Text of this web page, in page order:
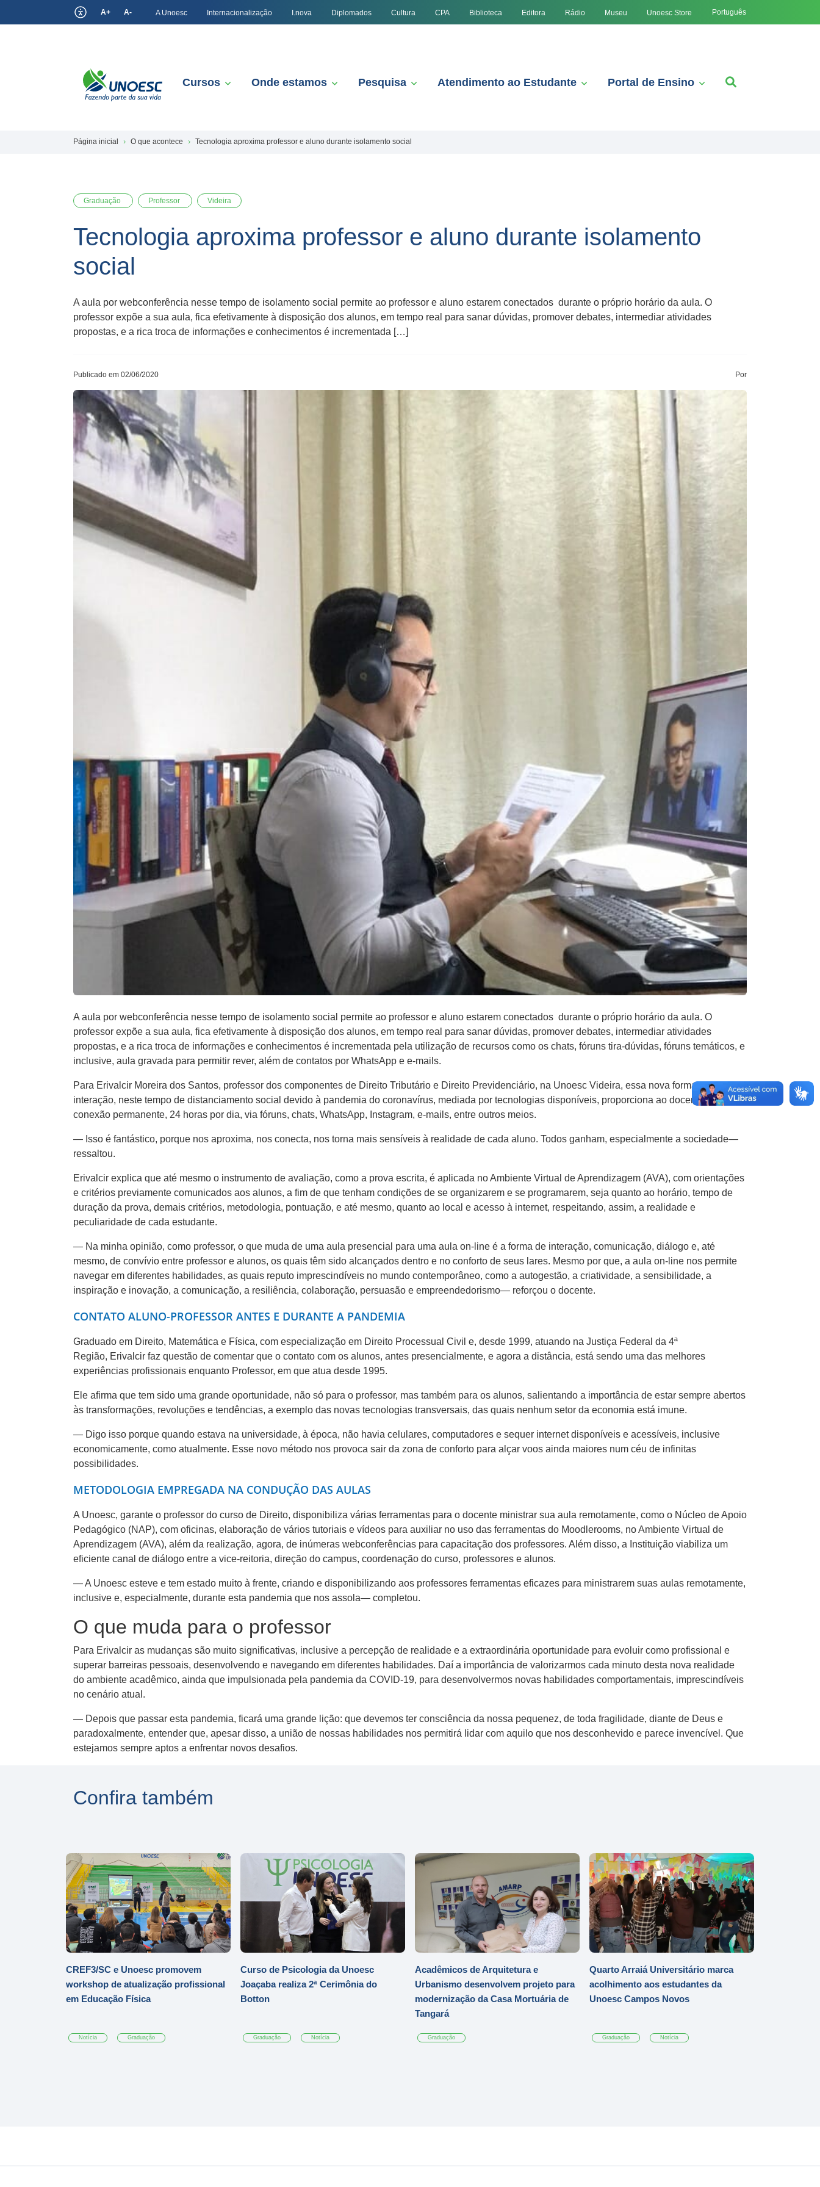
A+ A- A Unoesc Internacionalização I.nova Diplomados Cultura CPA Biblioteca Editora Rádio Museu Unoesc Store Português
Cursos Onde estamos Pesquisa Atendimento ao Estudante Portal de Ensino
Página inicial O que acontece Tecnologia aproxima professor e aluno durante isolamento social
Graduação Professor Videira
Tecnologia aproxima professor e aluno durante isolamento
social
A aula por webconferência nesse tempo de isolamento social permite ao professor e aluno estarem conectados durante o próprio horário da aula. O
professor expõe a sua aula, fica efetivamente à disposição dos alunos, em tempo real para sanar dúvidas, promover debates, intermediar atividades
propostas, e a rica troca de informações e conhecimentos é incrementada […]
Publicado em 02/06/2020 Por
A aula por webconferência nesse tempo de isolamento social permite ao professor e aluno estarem conectados durante o próprio horário da aula. O
professor expõe a sua aula, fica efetivamente à disposição dos alunos, em tempo real para sanar dúvidas, promover debates, intermediar atividades
propostas, e a rica troca de informações e conhecimentos é incrementada pela utilização de recursos como os chats, fóruns tira-dúvidas, fóruns temáticos, e
inclusive, aula gravada para permitir rever, além de contatos por WhatsApp e e-mails.
Para Erivalcir Moreira dos Santos, professor dos componentes de Direito Tributário e Direito Previdenciário, na Unoesc Videira, essa nova forma de
interação, neste tempo de distanciamento social devido à pandemia do coronavírus, mediada por tecnologias disponíveis, proporciona ao docente uma
conexão permanente, 24 horas por dia, via fóruns, chats, WhatsApp, Instagram, e-mails, entre outros meios.
— Isso é fantástico, porque nos aproxima, nos conecta, nos torna mais sensíveis à realidade de cada aluno. Todos ganham, especialmente a sociedade—
ressaltou.
Erivalcir explica que até mesmo o instrumento de avaliação, como a prova escrita, é aplicada no Ambiente Virtual de Aprendizagem (AVA), com orientações
e critérios previamente comunicados aos alunos, a fim de que tenham condições de se organizarem e se programarem, seja quanto ao horário, tempo de
duração da prova, demais critérios, metodologia, pontuação, e até mesmo, quanto ao local e acesso à internet, respeitando, assim, a realidade e
peculiaridade de cada estudante.
— Na minha opinião, como professor, o que muda de uma aula presencial para uma aula on-line é a forma de interação, comunicação, diálogo e, até
mesmo, de convívio entre professor e alunos, os quais têm sido alcançados dentro e no conforto de seus lares. Mesmo por que, a aula on-line nos permite
navegar em diferentes habilidades, as quais reputo imprescindíveis no mundo contemporâneo, como a autogestão, a criatividade, a sensibilidade, a
inspiração e inovação, a comunicação, a resiliência, colaboração, persuasão e empreendedorismo— reforçou o docente.
CONTATO ALUNO-PROFESSOR ANTES E DURANTE A PANDEMIA
Graduado em Direito, Matemática e Física, com especialização em Direito Processual Civil e, desde 1999, atuando na Justiça Federal da 4ª
Região, Erivalcir faz questão de comentar que o contato com os alunos, antes presencialmente, e agora a distância, está sendo uma das melhores
experiências profissionais enquanto Professor, em que atua desde 1995.
Ele afirma que tem sido uma grande oportunidade, não só para o professor, mas também para os alunos, salientando a importância de estar sempre abertos
às transformações, revoluções e tendências, a exemplo das novas tecnologias transversais, das quais nenhum setor da economia está imune.
— Digo isso porque quando estava na universidade, à época, não havia celulares, computadores e sequer internet disponíveis e acessíveis, inclusive
economicamente, como atualmente. Esse novo método nos provoca sair da zona de conforto para alçar voos ainda maiores num céu de infinitas
possibilidades.
METODOLOGIA EMPREGADA NA CONDUÇÃO DAS AULAS
A Unoesc, garante o professor do curso de Direito, disponibiliza várias ferramentas para o docente ministrar sua aula remotamente, como o Núcleo de Apoio
Pedagógico (NAP), com oficinas, elaboração de vários tutoriais e vídeos para auxiliar no uso das ferramentas do Moodlerooms, no Ambiente Virtual de
Aprendizagem (AVA), além da realização, agora, de inúmeras webconferências para capacitação dos professores. Além disso, a Instituição viabiliza um
eficiente canal de diálogo entre a vice-reitoria, direção do campus, coordenação do curso, professores e alunos.
— A Unoesc esteve e tem estado muito à frente, criando e disponibilizando aos professores ferramentas eficazes para ministrarem suas aulas remotamente,
inclusive e, especialmente, durante esta pandemia que nos assola— completou.
O que muda para o professor
Para Erivalcir as mudanças são muito significativas, inclusive a percepção de realidade e a extraordinária oportunidade para evoluir como profissional e
superar barreiras pessoais, desenvolvendo e navegando em diferentes habilidades. Daí a importância de valorizarmos cada minuto desta nova realidade
do ambiente acadêmico, ainda que impulsionada pela pandemia da COVID-19, para desenvolvermos novas habilidades comportamentais, imprescindíveis
no cenário atual.
— Depois que passar esta pandemia, ficará uma grande lição: que devemos ter consciência da nossa pequenez, de toda fragilidade, diante de Deus e
paradoxalmente, entender que, apesar disso, a união de nossas habilidades nos permitirá lidar com aquilo que nos desconhevido e parece invencível. Que
estejamos sempre aptos a enfrentar novos desafios.
Confira também
CREF3/SC e Unoesc promovem
workshop de atualização profissional
em Educação Física
Notícia Graduação
Curso de Psicologia da Unoesc
Joaçaba realiza 2ª Cerimônia do
Botton
Graduação Notícia
Acadêmicos de Arquitetura e
Urbanismo desenvolvem projeto para
modernização da Casa Mortuária de
Tangará
Graduação
Quarto Arraiá Universitário marca
acolhimento aos estudantes da
Unoesc Campos Novos
Graduação Notícia